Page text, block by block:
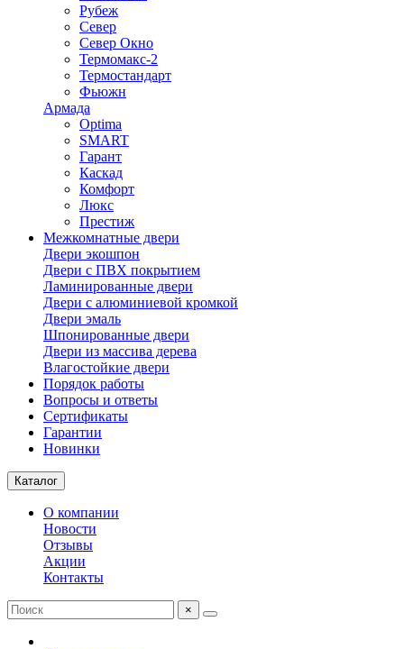
Рубеж
Север
Север Окно
Термомакс-2
Термостандарт
Фьюжн
Армада
Optima
SMART
Гарант
Каскад
Комфорт
Люкс
Престиж
Межкомнатные двери
Двери экошпон
Двери с ПВХ покрытием
Ламинированные двери
Двери с алюминиевой кромкой
Двери эмаль
Шпонированные двери
Двери из массива дерева
Влагостойкие двери
Порядок работы
Вопросы и ответы
Сертификаты
Гарантии
Новинки
Каталог
О компании
Новости
Отзывы
Акции
Контакты
×